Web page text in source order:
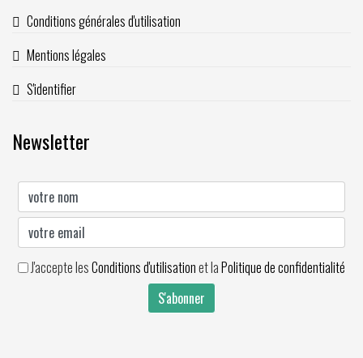
Conditions générales d'utilisation
Mentions légales
S'identifier
Newsletter
J'accepte lesConditions d'utilisationet laPolitique de confidentialité